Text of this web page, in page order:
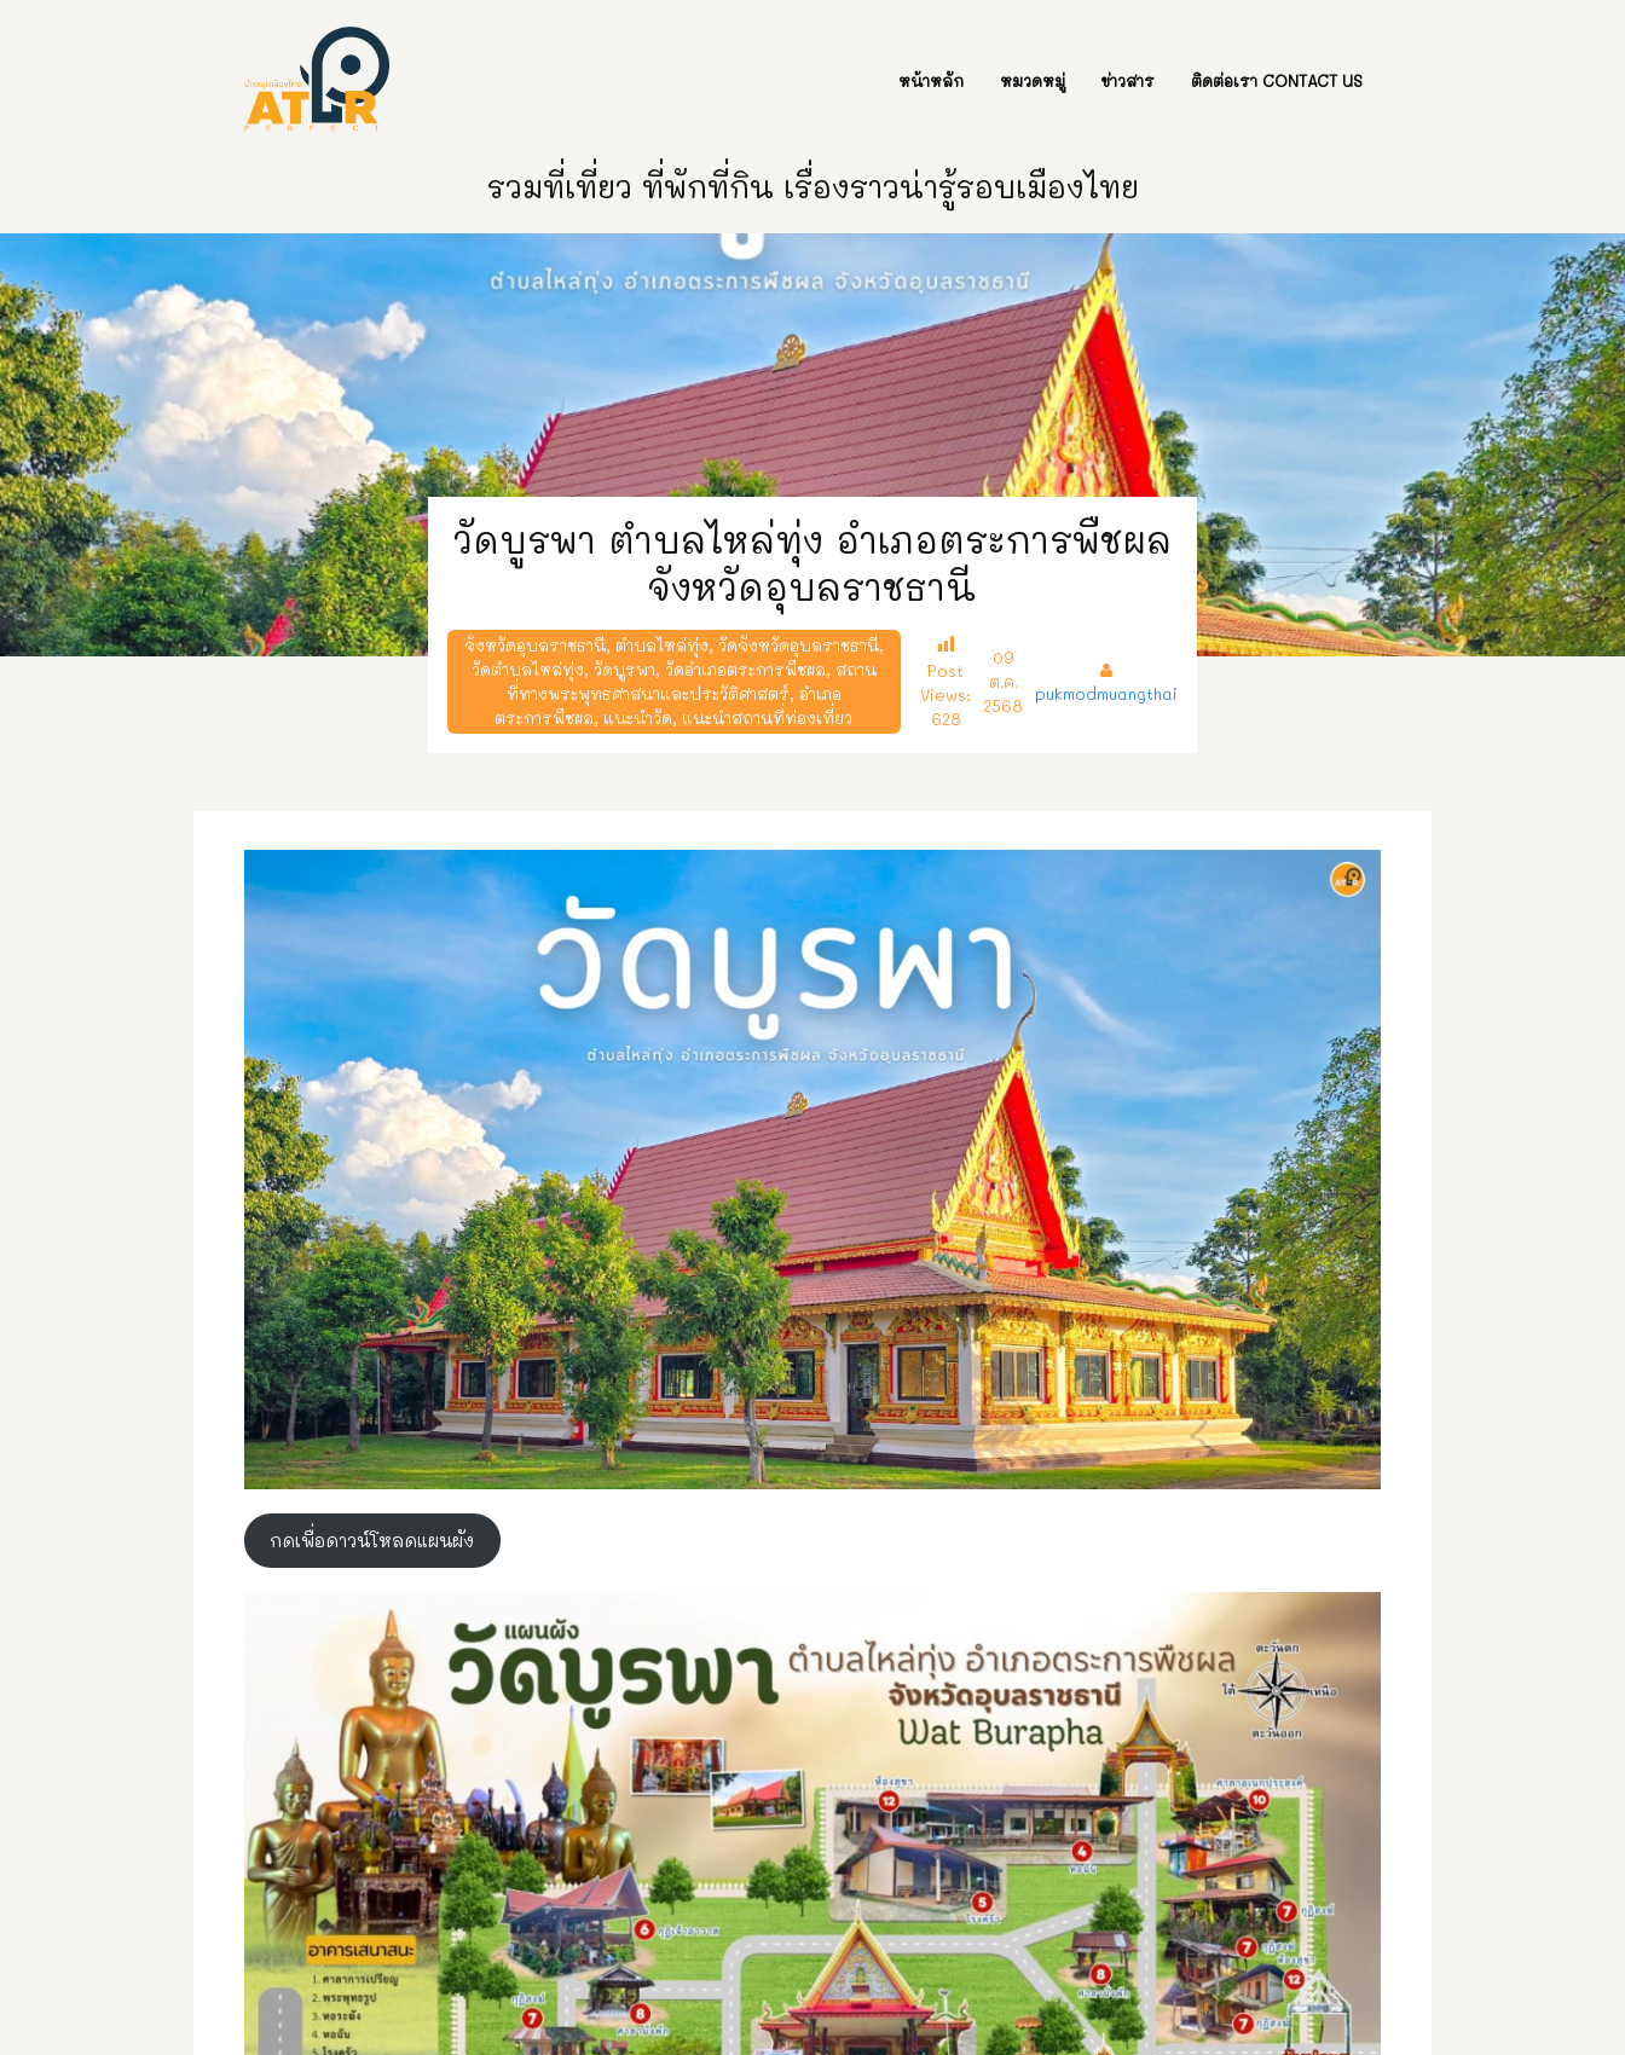
หน้าหลัก หมวดหมู่ ข่าวสาร ติดต่อเรา CONTACT US
รวมที่เที่ยว ที่พักที่กิน เรื่องราวน่ารู้รอบเมืองไทย
วัดบูรพา ตำบลไหล่ทุ่ง อำเภอตระการพืชผล
จังหวัดอุบลราชธานี
จังหวัดอุบลราชธานี, ตำบลไหล่ทุ่ง, วัดจังหวัดอุบลราชธานี,
วัดตำบลไหล่ทุ่ง, วัดบูรพา, วัดอำเภอตระการพืชผล, สถาน
ที่ทางพระพุทธศาสนาและประวัติศาสตร์, อำเภอ
ตระการพืชผล, แนะนำวัด, แนะนำสถานที่ท่องเที่ยว
Post
Views:
628
09
ต.ค.
2568
pukmodmuangthai
กดเพื่อดาวน์โหลดแผนผัง